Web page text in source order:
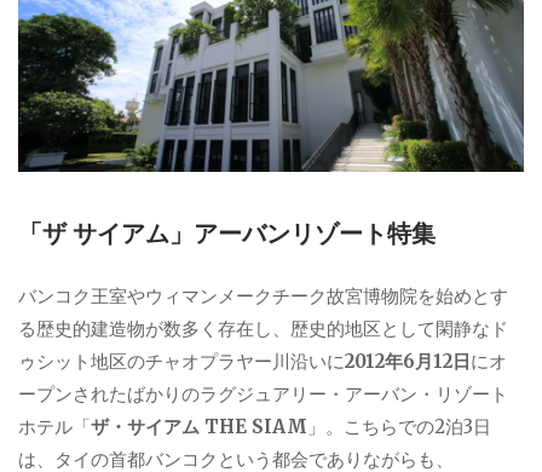
「ザ サイアム」アーバンリゾート特集
バンコク王室やウィマンメークチーク故宮博物院を始めとす
る歴史的建造物が数多く存在し、歴史的地区として閑静なド
ゥシット地区のチャオプラヤー川沿いに2012年6月12日にオ
ープンされたばかりのラグジュアリー・アーバン・リゾート
ホテル「ザ・サイアム THE SIAM 」。こちらでの2泊3日
は、タイの首都バンコクという都会でありながらも、